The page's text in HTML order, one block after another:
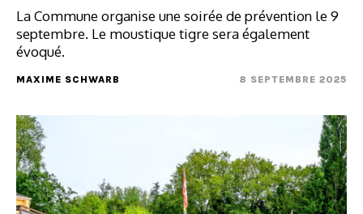
La Commune organise une soirée de prévention le 9
septembre. Le moustique tigre sera également
évoqué.
MAXIME SCHWARB 8 SEPTEMBRE 2025